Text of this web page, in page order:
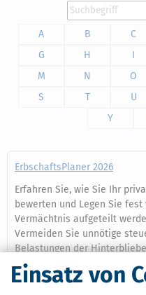
Einsatz von
A
B C
G
H I
M
N O
S
T U
Y
ErbschaftsPlaner 2026
Erfahren Sie, wie Sie Ihr
bewerten und Legen Sie
Vermächtnis aufgeteilt
Vermeiden Sie unnötige
Belastungen der
Mit "Der ErbschaftsBerater"
und aktuelles Online-